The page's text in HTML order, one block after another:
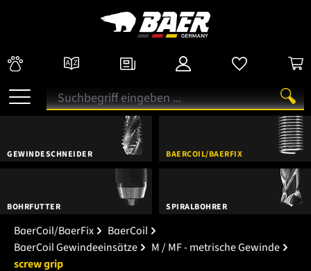
GEWINDESCHNEIDER BAERCOIL/BAERFIX
BOHRFUTTER SPIRALBOHRER
BaerCoil/BaerFix
BaerCoil
BaerCoil Gewindeeinsätze
M / MF - metrische Gewinde
screw grip